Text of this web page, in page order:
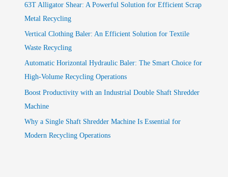
63T Alligator Shear: A Powerful Solution for Efficient Scrap
Metal Recycling
Vertical Clothing Baler: An Efficient Solution for Textile
Waste Recycling
Automatic Horizontal Hydraulic Baler: The Smart Choice for
High-Volume Recycling Operations
Boost Productivity with an Industrial Double Shaft Shredder
Machine
Why a Single Shaft Shredder Machine Is Essential for
Modern Recycling Operations